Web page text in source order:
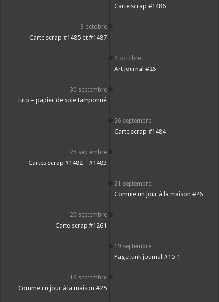
Carte scrap #1486
9 octobre
Carte scrap #1485 et #1487
4 octobre
Art journal #26
30 septembre
Tuto – papier de soie tamponné
26 septembre
Carte scrap #1484
25 septembre
Cartes scrap #1482 – #1483
21 septembre
Comme un jour à la maison #26
20 septembre
Carte scrap #1261
19 septembre
Page junk journal #15-1
16 septembre
Comme un jour à la maison #25